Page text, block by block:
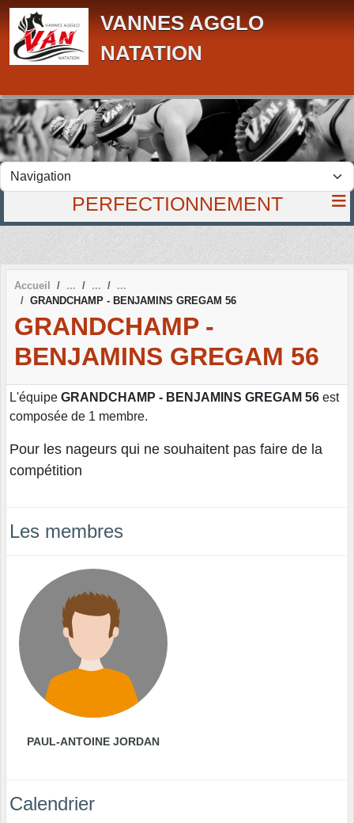
VANNES AGGLO
NATATION
PERFECTIONNEMENT
Accueil
GRANDCHAMP - BENJAMINS GREGAM 56
GRANDCHAMP -
BENJAMINS GREGAM 56
L'équipe GRANDCHAMP - BENJAMINS GREGAM 56 est
composée de 1 membre.
Pour les nageurs qui ne souhaitent pas faire de la
compétition
Les membres
PAUL-ANTOINE JORDAN
Calendrier
Panneau de gestion des cookies